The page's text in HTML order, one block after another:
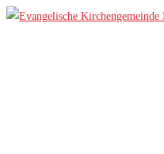
Zum